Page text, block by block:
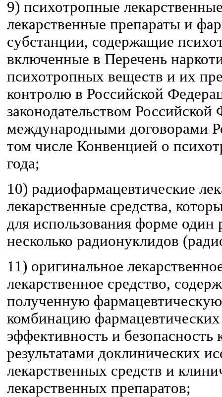
9) психотропные
лекарственные препараты и
субстанции, содержащие
включенные в Перечень
психотропных веществ и их
контролю в Российской
законодательством
международными договорами
том числе Конвенцией о
года;
10) радиофармацевтические
лекарственные средства,
для использования форме один
несколько радионуклидов
11) оригинальное
лекарственное средство,
полученную
комбинацию
эффективность и
результатами доклинических
лекарственных средств и
лекарственных препаратов;